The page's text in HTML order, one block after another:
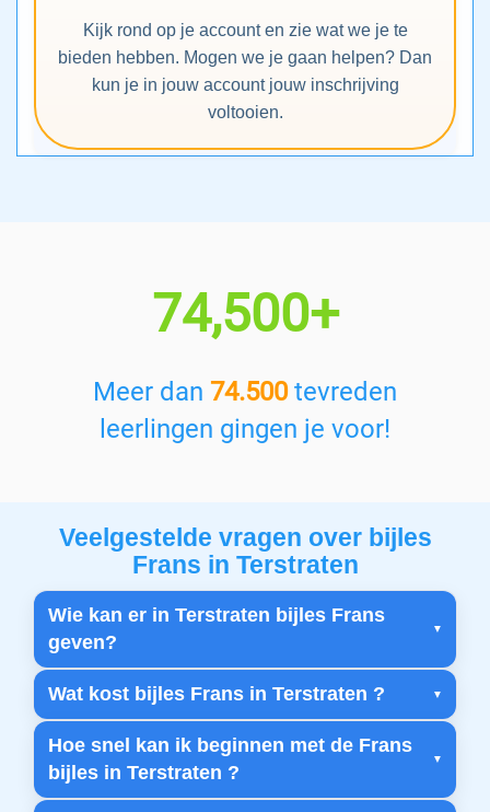
Kijk rond op je account en zie wat we je te
bieden hebben. Mogen we je gaan helpen? Dan
kun je in jouw account jouw inschrijving
voltooien.
74,500+
Meer dan 74.500tevreden
leerlingen gingen je voor!
Veelgestelde vragen over bijles
Frans in Terstraten
Wie kan er in Terstraten bijles Frans
geven?
Wat kost bijles Frans in Terstraten ?
Hoe snel kan ik beginnen met de Frans
bijles in Terstraten ?